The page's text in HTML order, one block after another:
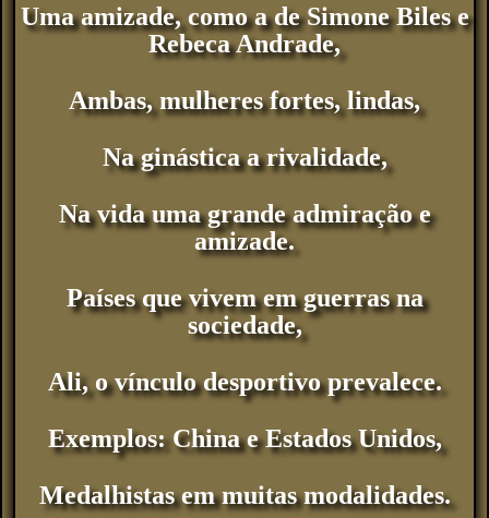
Uma amizade, como a de Simone Biles e
Rebeca Andrade,
Ambas, mulheres fortes, lindas,
Na ginástica a rivalidade,
Na vida uma grande admiração e
amizade.
Países que vivem em guerras na
sociedade,
Ali, o vínculo desportivo prevalece.
Exemplos: China e Estados Unidos,
Medalhistas em muitas modalidades.